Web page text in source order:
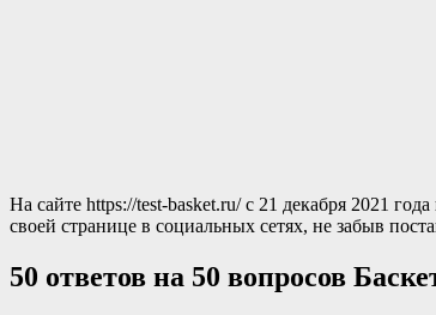
На сайте https://test-basket.ru/ с 21 декабря 2021
своей странице в социальных сетях, не забыв
50 ответов на 50 вопросов